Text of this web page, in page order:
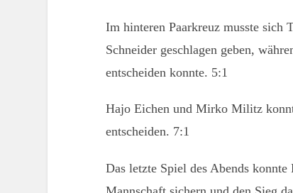
Im hinteren Paarkreuz musste sich
Schneider geschlagen geben,
entscheiden konnte. 5:1
Hajo Eichen und Mirko Militz
entscheiden. 7:1
Das letzte Spiel des Abends